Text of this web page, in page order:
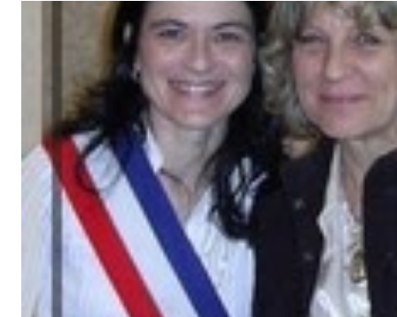
fois constituées de listes paritaires (sous peine d´amendes) , il
celles-ci n´ont obtenu le droit de vote qu´après la seconde guerre